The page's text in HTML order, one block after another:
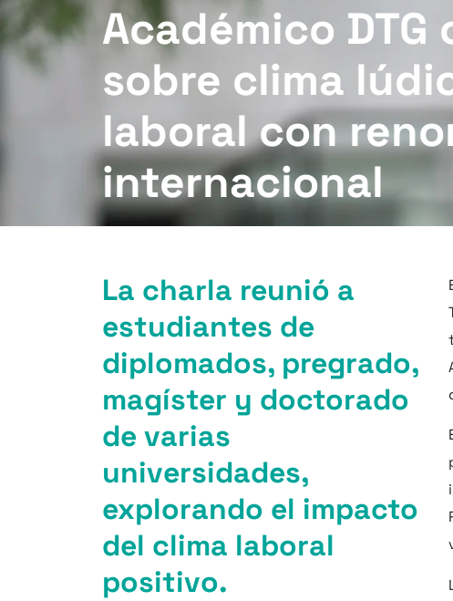
Académico
sobre clima
laboral con
internacional
La charla reunió a
estudiantes de
diplomados, pregrado,
magíster y doctorado
de varias
universidades,
explorando el impacto
del clima laboral
positivo.